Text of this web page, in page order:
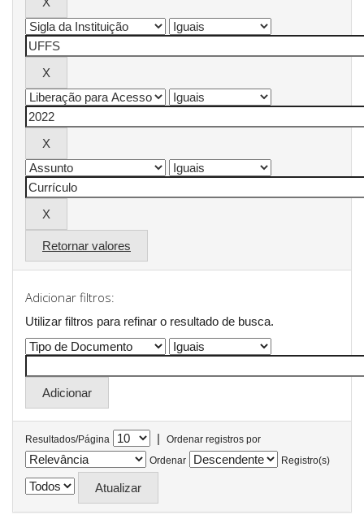
Retornar valores
Adicionar filtros:
Utilizar filtros para refinar o resultado de busca.
Resultados/Página |
Ordenar registros por
Ordenar
Registro(s)